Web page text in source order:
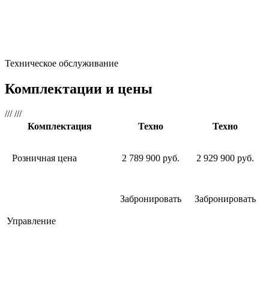
Техническое обслуживание
Комплектации и цены
/// ///
Комплектация
Техно Техно
Розничная цена 2 789 900 руб. 2 929 900 руб.
Забронировать Забронировать
Управление